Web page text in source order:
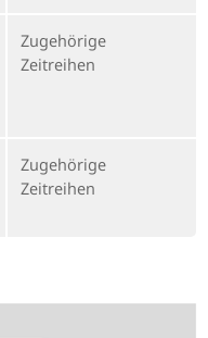
Zugehörige
Zeitreihen
Zugehörige
Zeitreihen